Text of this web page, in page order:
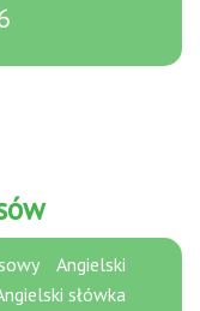
Angielski
słówka